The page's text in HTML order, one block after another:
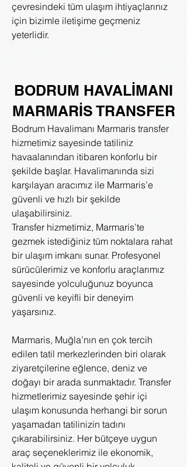
çevresindeki tüm ulaşım ihtiyaçlarınız
için bizimle iletişime geçmeniz
yeterlidir.
BODRUM HAVALİMANI
MARMARİS TRANSFER
Bodrum Havalimanı Marmaris transfer
hizmetimiz sayesinde tatiliniz
havaalanından itibaren konforlu bir
şekilde başlar. Havalimanında sizi
karşılayan aracımız ile Marmaris’e
güvenli ve hızlı bir şekilde
ulaşabilirsiniz.
Transfer hizmetimiz, Marmaris’te
gezmek istediğiniz tüm noktalara rahat
bir ulaşım imkanı sunar. Profesyonel
sürücülerimiz ve konforlu araçlarımız
sayesinde yolculuğunuz boyunca
güvenli ve keyifli bir deneyim
yaşarsınız.
Marmaris, Muğla’nın en çok tercih
edilen tatil merkezlerinden biri olarak
ziyaretçilerine eğlence, deniz ve
doğayı bir arada sunmaktadır. Transfer
hizmetlerimiz sayesinde şehir içi
ulaşım konusunda herhangi bir sorun
yaşamadan tatilinizin tadını
çıkarabilirsiniz. Her bütçeye uygun
araç seçeneklerimiz ile ekonomik,